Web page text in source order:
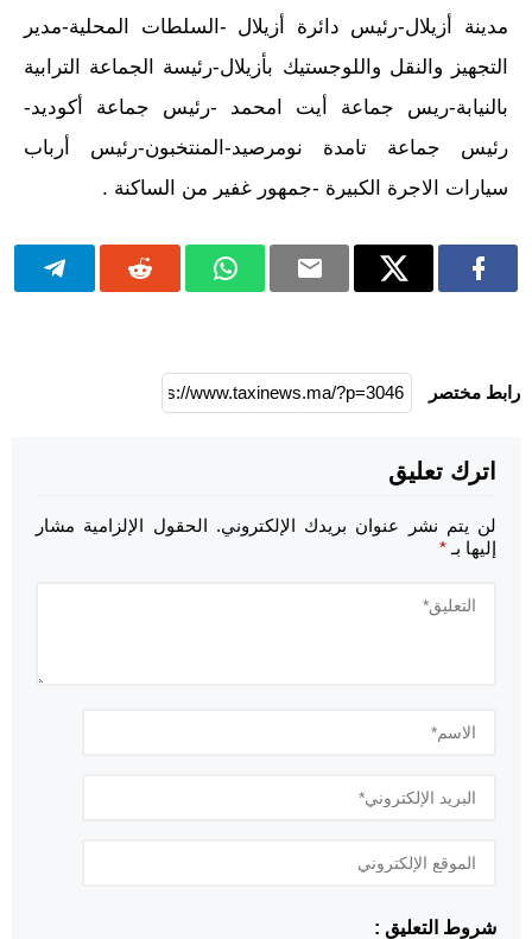
مدينة أزيلال-رئيس دائرة أزيلال -السلطات المحلية-مدير
التجهيز والنقل واللوجستيك بأزيلال-رئيسة الجماعة الترابية
بالنيابة-ريس جماعة أيت امحمد -رئيس جماعة أكوديد-
رئيس جماعة تامدة نومرصيد-المنتخبون-رئيس أرباب
سيارات الاجرة الكبيرة -جمهور غفير من الساكنة .
رابط مختصر
اترك تعليق
لن يتم نشر عنوان بريدك الإلكتروني. الحقول الإلزامية مشار
إليها بـ*
شروط التعليق :